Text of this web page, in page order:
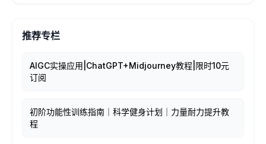
推荐专栏
AIGC实操应用|ChatGPT+Midjourney教程|限时10元
订阅
初阶功能性训练指南｜科学健身计划｜力量耐力提升教
程